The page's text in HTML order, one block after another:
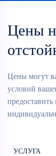
Цены
Цены могут
условий
УСЛУГА